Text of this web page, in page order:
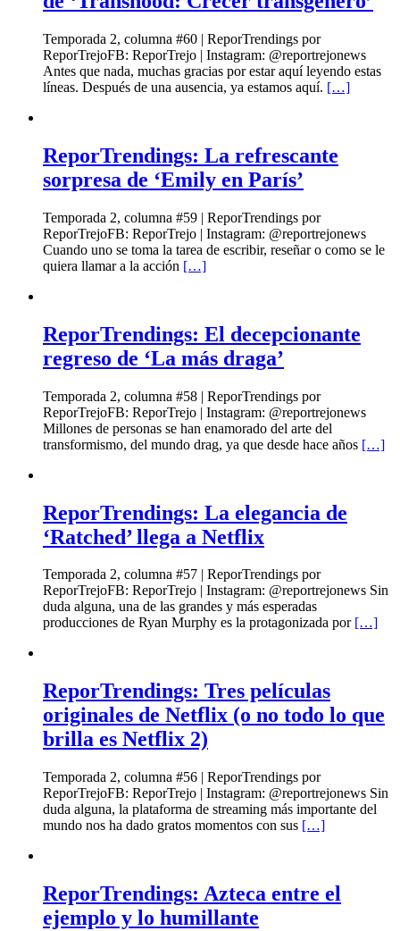
Temporada 2, columna #60 | ReporTrendings por
ReporTrejoFB: ReporTrejo | Instagram: @reportrejonews
Antes que nada, muchas gracias por estar aquí leyendo estas
líneas. Después de una ausencia, ya estamos aquí. […]
ReporTrendings: La refrescante
sorpresa de ‘Emily en París’
Temporada 2, columna #59 | ReporTrendings por
ReporTrejoFB: ReporTrejo | Instagram: @reportrejonews
Cuando uno se toma la tarea de escribir, reseñar o como se le
quiera llamar a la acción […]
ReporTrendings: El decepcionante
regreso de ‘La más draga’
Temporada 2, columna #58 | ReporTrendings por
ReporTrejoFB: ReporTrejo | Instagram: @reportrejonews
Millones de personas se han enamorado del arte del
transformismo, del mundo drag, ya que desde hace años […]
ReporTrendings: La elegancia de
‘Ratched’ llega a Netflix
Temporada 2, columna #57 | ReporTrendings por
ReporTrejoFB: ReporTrejo | Instagram: @reportrejonews Sin
duda alguna, una de las grandes y más esperadas
producciones de Ryan Murphy es la protagonizada por […]
ReporTrendings: Tres películas
originales de Netflix (o no todo lo que
brilla es Netflix 2)
Temporada 2, columna #56 | ReporTrendings por
ReporTrejoFB: ReporTrejo | Instagram: @reportrejonews Sin
duda alguna, la plataforma de streaming más importante del
mundo nos ha dado gratos momentos con sus […]
ReporTrendings: Azteca entre el
ejemplo y lo humillante